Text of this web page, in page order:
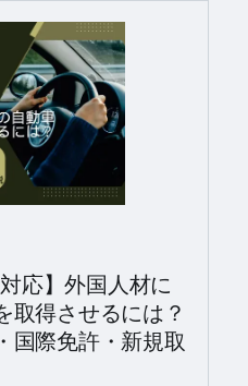
応】外国人材に
取得させるには？
国際免許・新規取